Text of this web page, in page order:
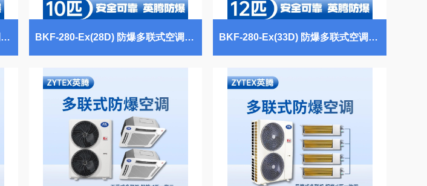
BKF-120-Ex(12D) 防爆多联式空调天花式一拖二 油站储藏库使用 BKF-280-Ex(28D) 防爆多联式空调风管式一拖八 危化品库使用 BKF-280-Ex(33D) 防爆多联式空调风管式一拖九 医药厂使用